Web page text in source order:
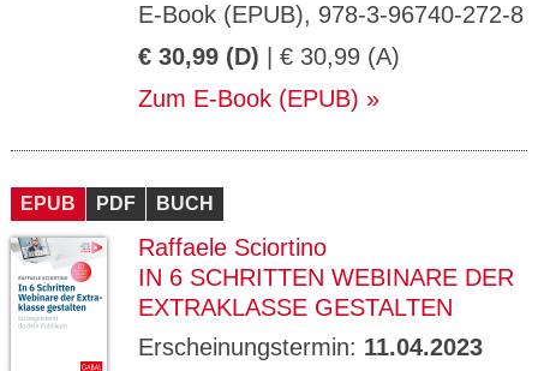
E-Book (EPUB), 978-3-96740-272-8
€ 30,99 (D) | € 30,99 (A)
Zum E-Book (EPUB)
EPUB PDF BUCH
Raffaele Sciortino
IN 6 SCHRITTEN WEBINARE DER
EXTRAKLASSE GESTALTEN
Erscheinungstermin: 11.04.2023